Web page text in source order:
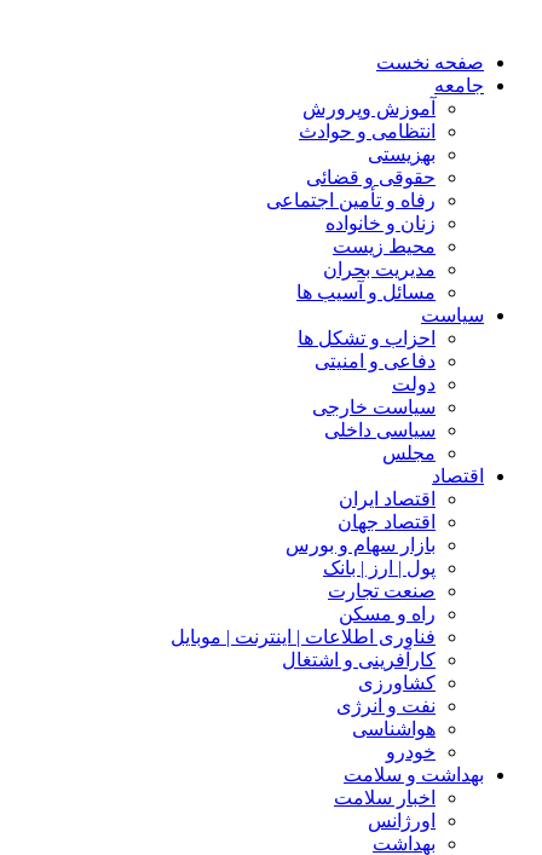
صفحه نخست
جامعه
آموزش وپرورش
انتظامی و حوادث
بهزیستی
حقوقی و قضائی
رفاه و تأمین اجتماعی
زنان و خانواده
محیط زیست
مدیریت بحران
مسائل و آسیب ها
سیاست
احزاب و تشکل ها
دفاعی و امنیتی
دولت
سیاست خارجی
سیاسی داخلی
مجلس
اقتصاد
اقتصاد ایران
اقتصاد جهان
بازار سهام و بورس
پول | ارز | بانک
صنعت تجارت
راه و مسکن
فناوری اطلاعات | اینترنت | موبایل
کارآفرینی و اشتغال
کشاورزی
نفت و انرژی
هواشناسی
خودرو
بهداشت و سلامت
اخبار سلامت
اورژانس
بهداشت